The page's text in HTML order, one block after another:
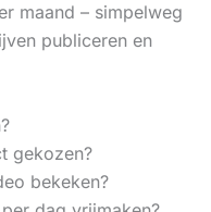
maand – simpelweg
publiceren en
gekozen?
bekeken?